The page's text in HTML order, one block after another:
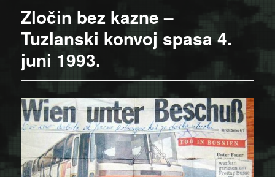
Zločin bez kazne –
Tuzlanski konvoj spasa 4.
juni 1993.